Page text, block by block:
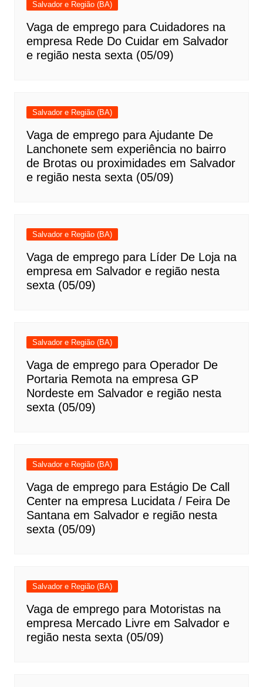
Salvador e Região (BA)
Vaga de emprego para Cuidadores na
empresa Rede Do Cuidar em Salvador
e região nesta sexta (05/09)
Salvador e Região (BA)
Vaga de emprego para Ajudante De
Lanchonete sem experiência no bairro
de Brotas ou proximidades em Salvador
e região nesta sexta (05/09)
Salvador e Região (BA)
Vaga de emprego para Líder De Loja na
empresa em Salvador e região nesta
sexta (05/09)
Salvador e Região (BA)
Vaga de emprego para Operador De
Portaria Remota na empresa GP
Nordeste em Salvador e região nesta
sexta (05/09)
Salvador e Região (BA)
Vaga de emprego para Estágio De Call
Center na empresa Lucidata / Feira De
Santana em Salvador e região nesta
sexta (05/09)
Salvador e Região (BA)
Vaga de emprego para Motoristas na
empresa Mercado Livre em Salvador e
região nesta sexta (05/09)